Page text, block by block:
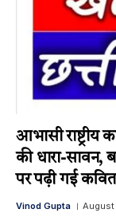
आभासी राष्ट्रीय
की धारा-सावन,
पर पढ़ी गई
Vinod Gupta